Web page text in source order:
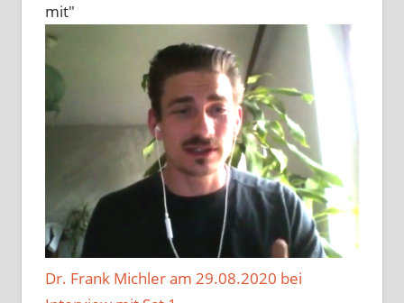
mit"
Dr. Frank Michler am 29.08.2020 bei